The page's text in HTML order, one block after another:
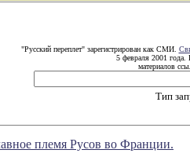
"Русский переплет" зарегистрирован как СМИ.
5 февраля 2001 года.
материалов
Тип
племя Русов во Франции.